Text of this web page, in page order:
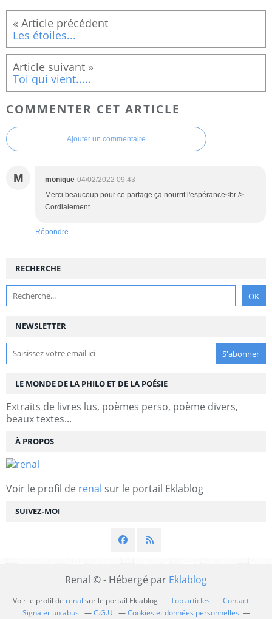
Les étoiles...
Toi qui vient.....
COMMENTER CET ARTICLE
Ajouter un commentaire
M monique 04/02/2022 09:43
Merci beaucoup pour ce partage ça nourrit l'espérance<br />
Cordialement
Répondre
NEWSLETTER
SUIVEZ-MOI
RECHERCHE
LE MONDE DE LA PHILO ET DE LA POÉSIE
Extraits de livres lus, poèmes perso, poème divers,
beaux textes...
À PROPOS
Voir le profil de renal sur le portail Eklablog
Renal © - Hébergé par Eklablog
Voir le profil de renal sur le portail Eklablog Top articles
Contact
Signaler un abus
C.G.U. Cookies et données personnelles